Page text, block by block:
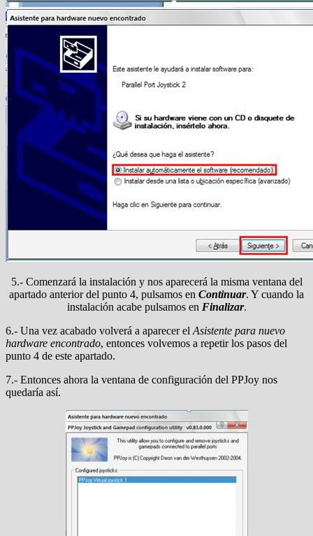
5.- Comenzará la instalación y nos aparecerá la misma ventana del
apartado anterior del punto 4, pulsamos en Continuar. Y cuando la
instalación acabe pulsamos en Finalizar.
6.- Una vez acabado volverá a aparecer el Asistente para nuevo
hardware encontrado, entonces volvemos a repetir los pasos del
punto 4 de este apartado.
7.- Entonces ahora la ventana de configuración del PPJoy nos
quedaría así.